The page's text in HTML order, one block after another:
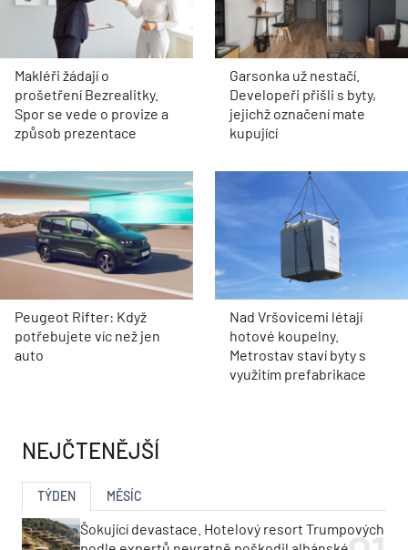
Makléři žádají o
prošetření Bezrealitky.
Spor se vede o provize a
způsob prezentace
Garsonka už nestačí.
Developeři přišli s byty,
jejichž označení mate
kupující
Peugeot Rifter: Když
potřebujete víc než jen
auto
Nad Vršovicemi létají
hotové koupelny.
Metrostav staví byty s
využitím prefabrikace
NEJČTENĚJŠÍ
TÝDEN MĚSÍC
Šokující devastace. Hotelový resort Trumpových